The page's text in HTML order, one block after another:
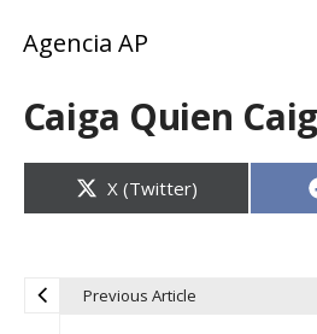
Agencia AP
Caiga Quien
Compartir
en
X (Twitter)
Previous Article